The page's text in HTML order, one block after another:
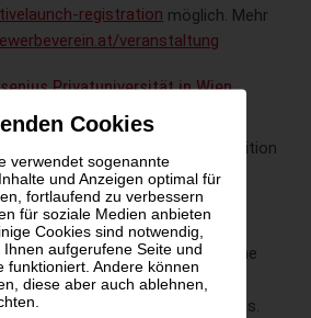
Cookies
verwendet sogenannte
und Anzeigen optimal für
fortlaufend zu verbessern
für soziale Medien anbieten
Cookies sind notwendig,
aufgerufene Seite und
funktioniert. Andere können
diese aber auch ablehnen,
registration möglich. Mehr
veranstaltung
Privatuniversität in Wien
Privatuniversität – University of
Jahre Fresenius-Bildungstradition
mit einem klaren Fokus auf
Als führende
Umweltbewusstsein, soziale
Entwicklung bildet sie eine
für eine
zukunftsfähige Gesellschaft aus.